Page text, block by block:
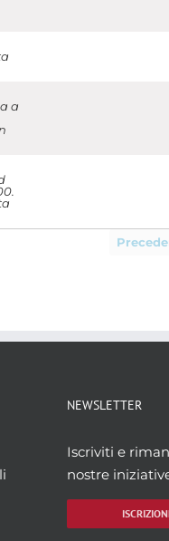
a
NEWSLETTER
Iscriviti e
nostre